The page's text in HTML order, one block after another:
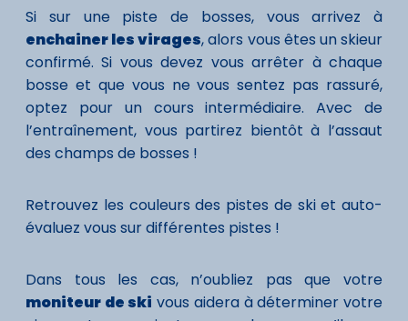
Si sur une piste de bosses, vous arrivez à
enchainer les virages, alors vous êtes un skieur
confirmé. Si vous devez vous arrêter à chaque
bosse et que vous ne vous sentez pas rassuré,
optez pour un cours intermédiaire. Avec de
l’entraînement, vous partirez bientôt à l’assaut
des champs de bosses !
Retrouvez les couleurs des pistes de ski et auto-
évaluez vous sur différentes pistes !
Dans tous les cas, n’oubliez pas que votre
moniteur de ski vous aidera à déterminer votre